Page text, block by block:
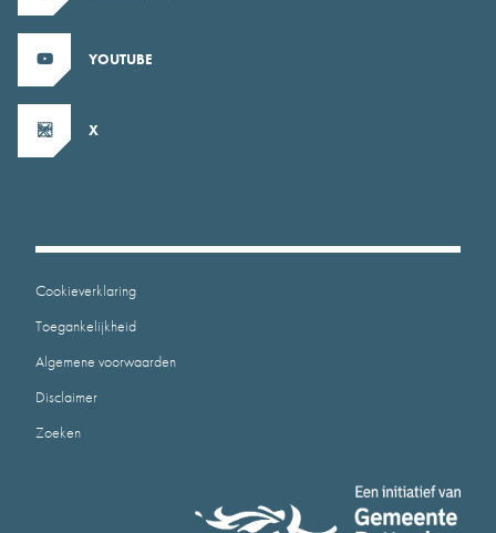
YOUTUBE
X
Cookieverklaring
Toegankelijkheid
Algemene voorwaarden
Disclaimer
Zoeken